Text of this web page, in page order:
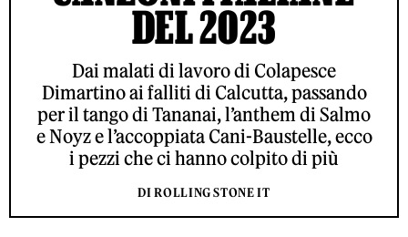
DEL 2023
Dai malati di lavoro di Colapesce
Dimartino ai falliti di Calcutta, passando
per il tango di Tananai, l’anthem di Salmo
e Noyz e l’accoppiata Cani-Baustelle, ecco
i pezzi che ci hanno colpito di più
DI ROLLING STONE IT